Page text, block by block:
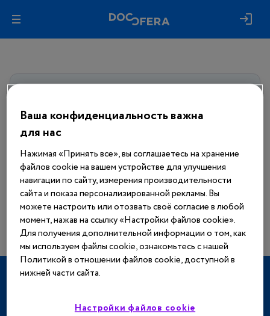
ко всем материалам сайта
Еще нет аккаунта?
Зарегистрироваться
ТЕРАПЕВТИЧЕСКИЕ НАПРАВЛЕНИЯ
СПЕЦПРОЕКТЫ
Ваша конфиденциальность важна
для нас
Нажимая «Принять все», вы соглашаетесь на хранение
файлов cookie на вашем устройстве для улучшения
навигации по сайту, измерения производительности
сайта и показа персонализированной рекламы. Вы
можете настроить или отозвать своё согласие в любой
момент, нажав на ссылку «Настройки файлов cookie».
Для получения дополнительной информации о том, как
мы используем файлы cookie, ознакомьтесь с нашей
Политикой в отношении файлов cookie, доступной в
нижней части сайта.
Настройки файлов cookie